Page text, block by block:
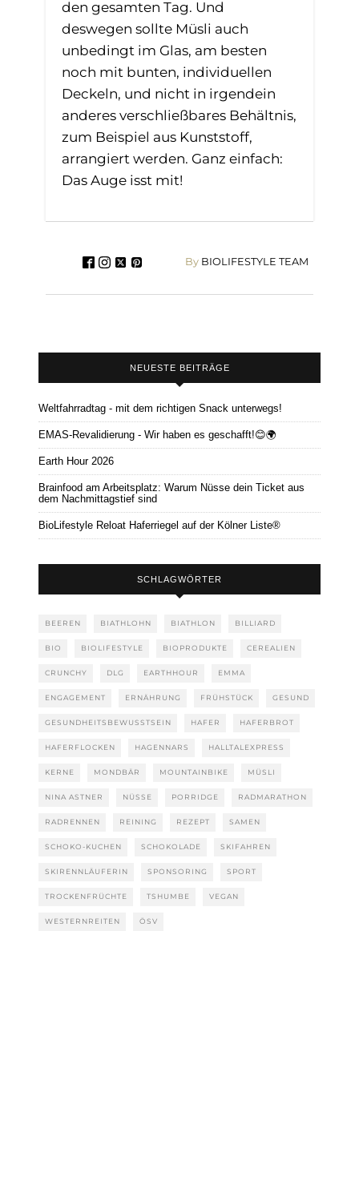
den gesamten Tag. Und
deswegen sollte Müsli auch
unbedingt im Glas, am besten
noch mit bunten, individuellen
Deckeln, und nicht in irgendein
anderes verschließbares Behältnis,
zum Beispiel aus Kunststoff,
arrangiert werden. Ganz einfach:
Das Auge isst mit!
ByBIOLIFESTYLE TEAM
NEUESTE BEITRÄGE
Weltfahrradtag - mit dem richtigen Snack unterwegs!
EMAS-Revalidierung - Wir haben es geschafft!😊🌍
Earth Hour 2026
Brainfood am Arbeitsplatz: Warum Nüsse dein Ticket aus
dem Nachmittagstief sind
BioLifestyle Reloat Haferriegel auf der Kölner Liste®
SCHLAGWÖRTER
BEEREN BIATHLOHN BIATHLON BILLIARD
BIO BIOLIFESTYLE BIOPRODUKTE CEREALIEN
CRUNCHY DLG EARTHHOUR EMMA
ENGAGEMENT ERNÄHRUNG FRÜHSTÜCK GESUND
GESUNDHEITSBEWUSSTSEIN HAFER HAFERBROT
HAFERFLOCKEN HAGENNARS HALLTALEXPRESS
KERNE MONDBÄR MOUNTAINBIKE MÜSLI
NINA ASTNER NÜSSE PORRIDGE RADMARATHON
RADRENNEN REINING REZEPT SAMEN
SCHOKO-KUCHEN SCHOKOLADE SKIFAHREN
SKIRENNLÄUFERIN SPONSORING SPORT
TROCKENFRÜCHTE TSHUMBE VEGAN
WESTERNREITEN ÖSV